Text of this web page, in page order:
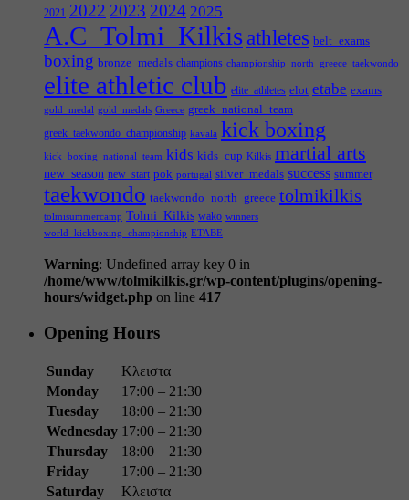
2021 2022 2023 2024 2025
A.C_Tolmi_Kilkis athletes belt_exams
boxing bronze_medals champions championship_north_greece_taekwondo
elite athletic club elite_athletes elot etabe exams
gold_medal gold_medals Greece greek_national_team
greek_taekwondo_championship kavala kick boxing
kick_boxing_national_team kids kids_cup Kilkis martial arts
new_season new_start pok portugal silver_medals success summer
taekwondo taekwondo_north_greece tolmikilkis
tolmisummercamp Tolmi_Kilkis wako winners
world_kickboxing_championship ΕΤΑΒΕ
Warning: Undefined array key 0 in
/home/www/tolmikilkis.gr/wp-content/plugins/opening-
hours/widget.php on line 417
Opening Hours
Sunday
Κλειστα
Monday
17:00 – 21:30
Tuesday
18:00 – 21:30
Wednesday 17:00 – 21:30
Thursday
18:00 – 21:30
Friday
17:00 – 21:30
Saturday
Κλειστα